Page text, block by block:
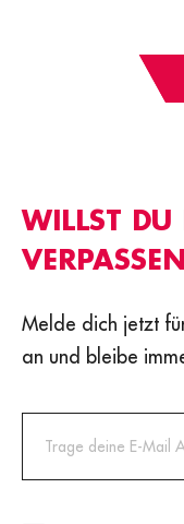
WILLST DU
Melde dich jetzt
an und bleibe